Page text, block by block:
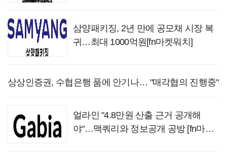
삼양패키징, 2년 만에 공모채 시장 복
귀…최대 1000억원[fn마켓워치]
상상인증권, 수협은행 품에 안기나… "매각협의 진행중"
얼라인 "4.8만원 산출 근거 공개해
야"…맥쿼리와 정보공개 공방 [fn마켓